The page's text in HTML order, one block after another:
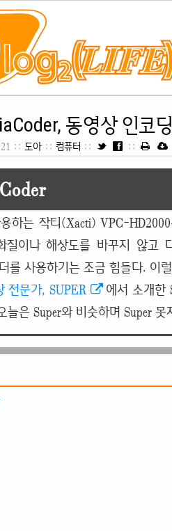
동영상 인코
:: 도아 :: 컴퓨터 :: ::
하는 작티(Xacti) VPC-
질이나 해상도를 바꾸지 않고
를 사용하기는 조금 힘들다. 이
전문가, SUPER
에서 소개한
늘은 Super와 비슷하며 Super